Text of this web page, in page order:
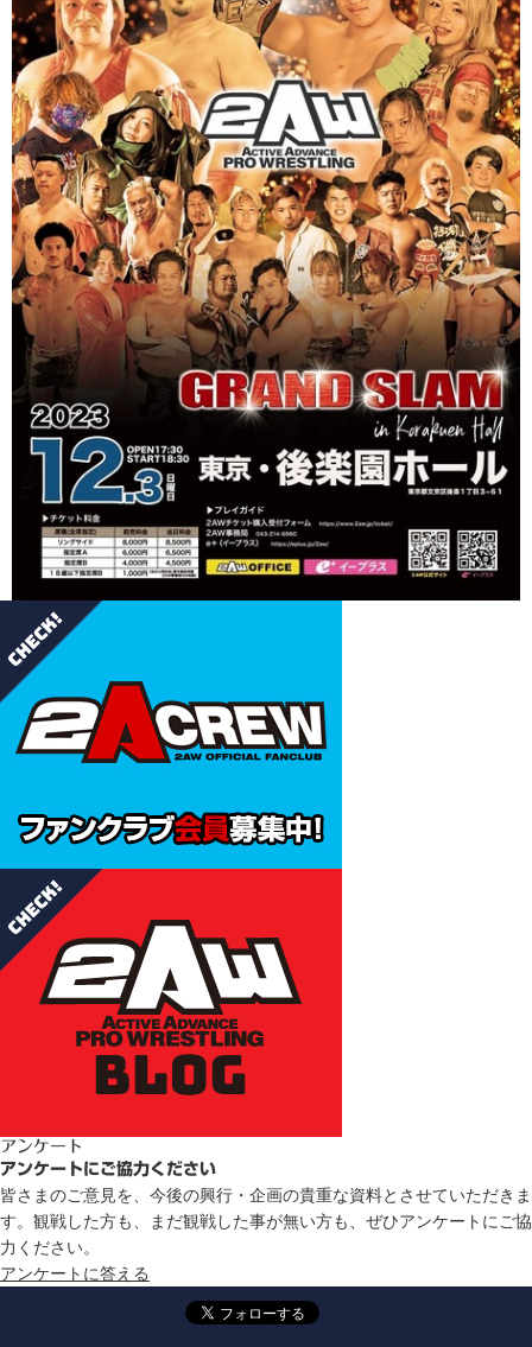
アンケート
アンケートにご協力ください
皆さまのご意見を、今後の興行・企画の貴重な資料とさせていただきま
す。観戦した方も、まだ観戦した事が無い方も、ぜひアンケートにご協
力ください。
アンケートに答える